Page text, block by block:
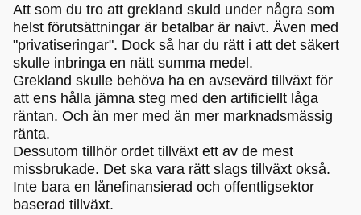
Att som du tro att grekland skuld under några som
helst förutsättningar är betalbar är naivt. Även med
"privatiseringar". Dock så har du rätt i att det säkert
skulle inbringa en nätt summa medel.
Grekland skulle behöva ha en avsevärd tillväxt för
att ens hålla jämna steg med den artificiellt låga
räntan. Och än mer med än mer marknadsmässig
ränta.
Dessutom tillhör ordet tillväxt ett av de mest
missbrukade. Det ska vara rätt slags tillväxt okså.
Inte bara en lånefinansierad och offentligsektor
baserad tillväxt.